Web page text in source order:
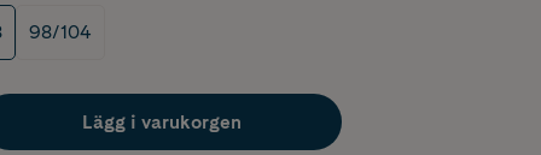
98/104
Lägg i varukorgen